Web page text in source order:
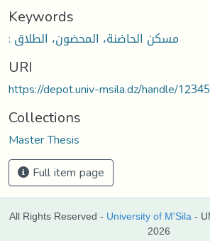
Keywords
: مسكن الحاضنة، المحضون، الطلاق
URI
https://depot.univ-msila.dz/handle/
Collections
Master Thesis
Full item page
All Rights Reserved - University of M'Sila -
2026